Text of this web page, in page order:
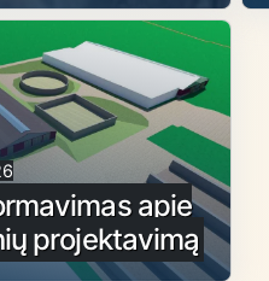
apie
projektavimą